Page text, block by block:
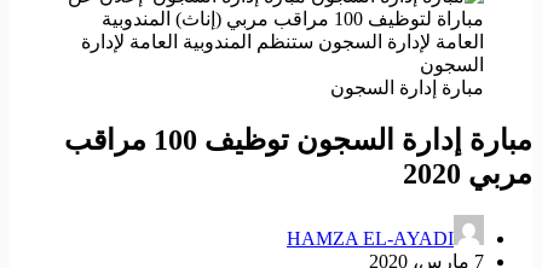
مبارة إدارة السجون
مبارة إدارة السجون توظيف 100 مراقب
مربي 2020
HAMZA EL-AYADI
7 مارس، 2020